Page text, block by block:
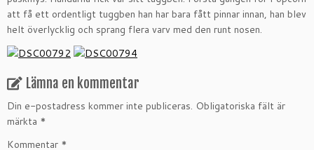
att få ett ordentligt tuggben han har bara fått pinnar innan, han blev
helt överlycklig och sprang flera varv med den runt nosen.
Lämna en kommentar
Din e-postadress kommer inte publiceras. Obligatoriska fält är
märkta *
Kommentar *